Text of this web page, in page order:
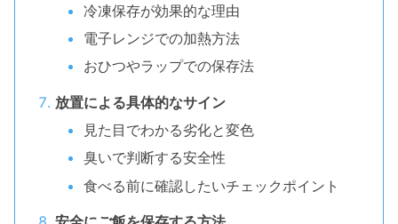
冷凍保存が効果的な理由
電子レンジでの加熱方法
おひつやラップでの保存法
放置による具体的なサイン
見た目でわかる劣化と変色
臭いで判断する安全性
食べる前に確認したいチェックポイント